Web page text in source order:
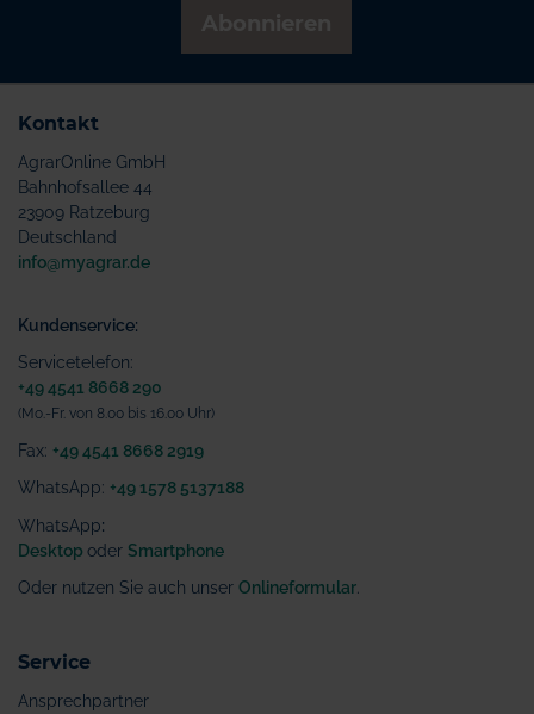
Kontakt
AgrarOnline GmbH
Bahnhofsallee 44
23909 Ratzeburg
Deutschland
info@myagrar.de
Kundenservice:
Servicetelefon:
+49 4541 8668 290
(Mo.-Fr. von 8.00 bis 16.00 Uhr)
Fax: +49 4541 8668 2919
WhatsApp: +49 1578 5137188
WhatsApp:
Desktop oder Smartphone
Oder nutzen Sie auch unser Onlineformular
Service
Ansprechpartner